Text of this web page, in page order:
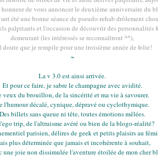
de vous annoncer le deuxième anniversaire du
été une bonne séance de pseudo-rehab drôlement
palpitants et l'occasion de découvrir des personnalités
demeurant (les intéressés se reconnaîtront ^^),
doute que je rempile pour une troisième année de folie!
~
La v 3.0 est ainsi arrivée.
Et pour ce faire, je sabre le champagne avec avidité.
veux du brouillon, de la sincérité et ma vie à savourer.
l'humour décalé, cynique, dépravé ou cyclothymique.
Des billets sans queue ni tête, toutes émotions mêlées.
trip, de l'altruisme avéré ou bien de la blogo-réalité?
parisien, délires de geek et petits plaisirs au
plus déterminée que jamais et incohérente à souhait,
une joie non dissimulée l'aventure étoilée de mon cher